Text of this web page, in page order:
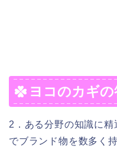
ヨコのカギの
2．ある分野の知識に精
でブランド物を数多く